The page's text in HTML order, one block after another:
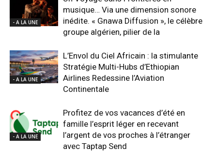
- A LA UNE
musique… Via une dimension sonore
inédite. « Gnawa Diffusion », le célèbre
groupe algérien, pilier de la
- A LA UNE
L’Envol du Ciel Africain : la stimulante
Stratégie Multi-Hubs d’Ethiopian
Airlines Redessine l’Aviation
Continentale
- A LA UNE
Profitez de vos vacances d’été en
famille l’esprit léger en recevant
l’argent de vos proches à l’étranger
avec Taptap Send